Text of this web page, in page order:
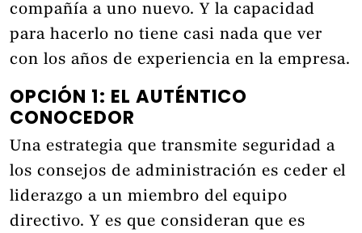
compañía a uno nuevo. Y la capacidad
para hacerlo no tiene casi nada que ver
con los años de experiencia en la empresa.
OPCIÓN 1: EL AUTÉNTICO
CONOCEDOR
Una estrategia que transmite seguridad a
los consejos de administración es ceder el
liderazgo a un miembro del equipo
directivo. Y es que consideran que es